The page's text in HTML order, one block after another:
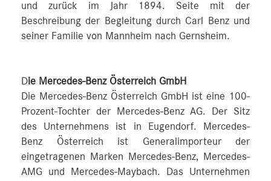
und zurück im Jahr 1894. Seite mit der
Beschreibung der Begleitung durch Carl Benz und
seiner Familie von Mannheim nach Gernsheim.
Die Mercedes-Benz Österreich GmbH
Die Mercedes-Benz Österreich GmbH ist eine 100-
Prozent-Tochter der Mercedes-Benz AG. Der Sitz
des Unternehmens ist in Eugendorf. Mercedes-
Benz Österreich ist Generalimporteur der
eingetragenen Marken Mercedes-Benz, Mercedes-
AMG und Mercedes-Maybach. Das Unternehmen